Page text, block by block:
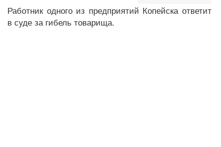
Работник одного из предприятий Копейска ответит
в суде за гибель товарища.